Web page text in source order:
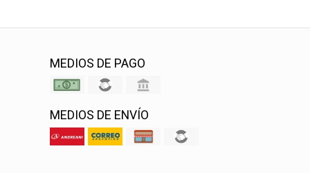
MEDIOS DE PAGO
MEDIOS DE ENVÍO